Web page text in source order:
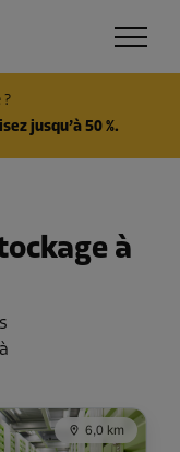
?
jusqu’à 50 %.
à
6,0 km